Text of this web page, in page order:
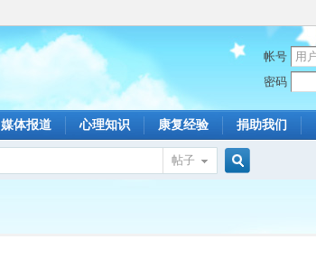
帐号
密码
媒体报道 心理知识 康复经验 捐助我们
帖子